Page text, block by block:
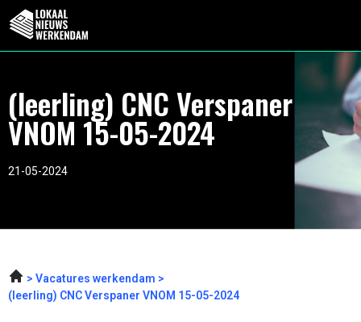
(leerling) CNC Verspaner
VNOM 15-05-2024
21-05-2024
Vacatures werkendam
(leerling) CNC Verspaner VNOM 15-05-2024